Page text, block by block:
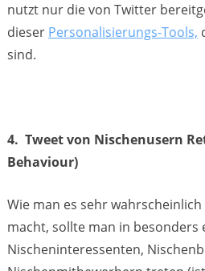
nutzt nur die von Twitter
dieser Personalisierungs-Tools,
sind.
4. Tweet von Nischenusern
Behaviour)
Wie man es sehr
macht, sollte man in besonders
Nischeninteressenten,